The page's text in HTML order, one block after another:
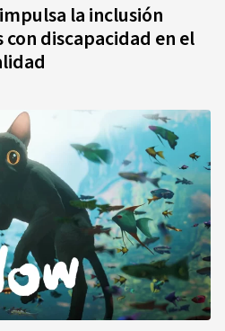
la inclusión
discapacidad en el